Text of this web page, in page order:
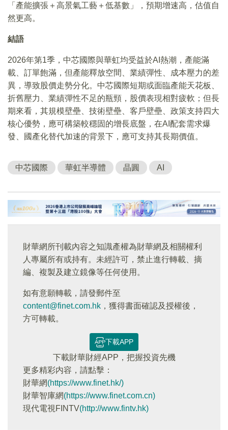
「產能擴張＋高景氣工藝＋低基數」，預期增速高，估值自
然更高。
結語
2026年第1季，中芯國際與華虹均受益於AI熱潮，產能滿
載、訂單飽滿，但產能釋放空間、業績彈性、成本壓力的差
異，導致股價走勢分化。中芯國際短期或面臨產能天花板、
折舊壓力、業績彈性不足的瓶頸，股價表現相對疲軟；但長
期來看，其規模壁壘、技術壁壘、客戶壁壘、政策支持四大
核心優勢，應可構築較穩固的增長底盤，在AI配套需求爆
發、國產化替代加速的背景下，應可支持其長期價值。
中芯國際 華虹半導體 晶圓 AI
財華網所刊載內容之知識產權為財華網及相關權利
人專屬所有或持有。未經許可，禁止進行轉載、摘
編、複製及建立鏡像等任何使用。
如有意願轉載，請發郵件至
content@finet.com.hk ，獲得書面確認及授權後，
方可轉載。
下載APP
下載財華財經APP，把握投資先機
更多精彩内容，請點擊：
財華網(https://www.finet.hk/)
財華智庫網(https://www.finet.com.cn)
現代電視FINTV(http://www.fintv.hk)